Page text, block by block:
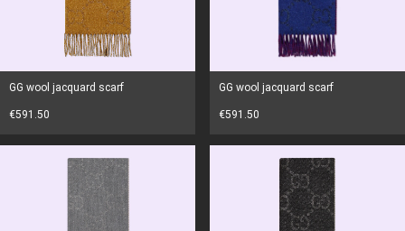
GG wool jacquard scarf
€591.50
GG wool jacquard scarf
€591.50